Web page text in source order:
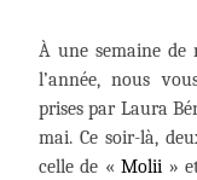
À une semaine de
l’année, nous
prises par Laura
mai. Ce soir-là,
celle de «Molii »